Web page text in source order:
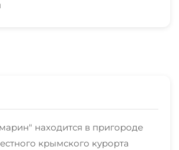
находится в пригороде
крымского курорта